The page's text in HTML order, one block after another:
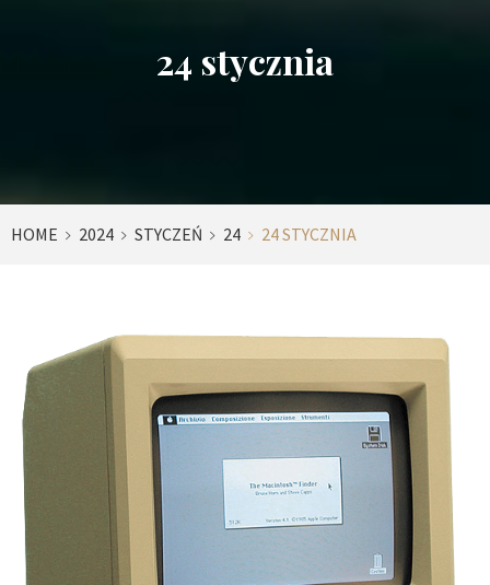
24 stycznia
HOME 2024 STYCZEŃ 24 24 STYCZNIA